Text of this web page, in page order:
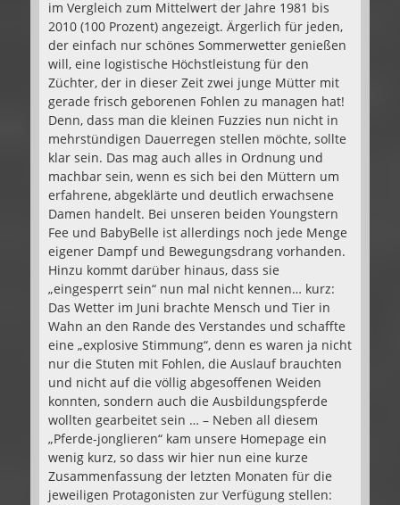
im Vergleich zum Mittelwert der Jahre 1981 bis
2010 (100 Prozent) angezeigt. Ärgerlich für jeden,
der einfach nur schönes Sommerwetter genießen
will, eine logistische Höchstleistung für den
Züchter, der in dieser Zeit zwei junge Mütter mit
gerade frisch geborenen Fohlen zu managen hat!
Denn, dass man die kleinen Fuzzies nun nicht in
mehrstündigen Dauerregen stellen möchte, sollte
klar sein. Das mag auch alles in Ordnung und
machbar sein, wenn es sich bei den Müttern um
erfahrene, abgeklärte und deutlich erwachsene
Damen handelt. Bei unseren beiden Youngstern
Fee und BabyBelle ist allerdings noch jede Menge
eigener Dampf und Bewegungsdrang vorhanden.
Hinzu kommt darüber hinaus, dass sie
„eingesperrt sein“ nun mal nicht kennen… kurz:
Das Wetter im Juni brachte Mensch und Tier in
Wahn an den Rande des Verstandes und schaffte
eine „explosive Stimmung“, denn es waren ja nicht
nur die Stuten mit Fohlen, die Auslauf brauchten
und nicht auf die völlig abgesoffenen Weiden
konnten, sondern auch die Ausbildungspferde
wollten gearbeitet sein … – Neben all diesem
„Pferde-jonglieren“ kam unsere Homepage ein
wenig kurz, so dass wir hier nun eine kurze
Zusammenfassung der letzten Monaten für die
jeweiligen Protagonisten zur Verfügung stellen: